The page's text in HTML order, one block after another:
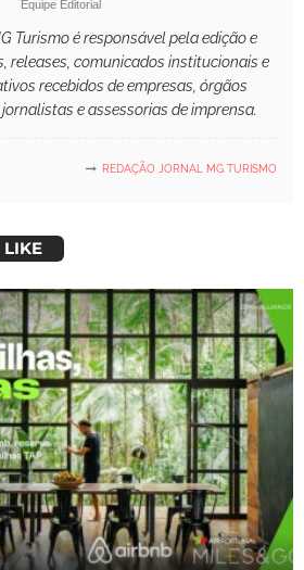
Equipe Editorial
Turismo é responsável pela edição e
releases, comunicados institucionais e
recebidos de empresas, órgãos
e assessorias de imprensa.
REDAÇÃO JORNAL MG TURISMO
LIKE